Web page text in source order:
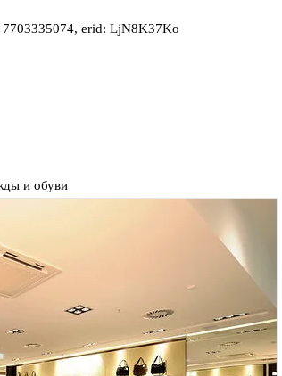
erid: LjN8K37Ko
и обуви